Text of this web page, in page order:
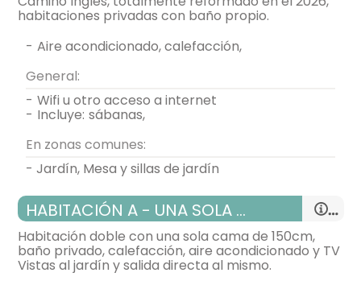
habitaciones privadas con baño propio.
-
aire acondicionado, calefacción,
General:
-
wifi u otro acceso a internet
- incluye: sábanas,
En zonas comunes:
- Jardín, Mesa y sillas de jardín
HABITACIÓN A - UNA SOLA CAMA GRANDE
Habitación doble con una sola cama de 150cm,
baño privado, calefacción, aire acondicionado y TV
Vistas al jardín y salida directa al mismo.